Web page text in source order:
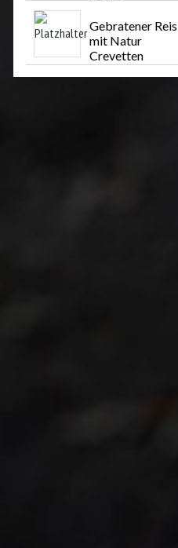
Gebratener Reis
mit Natur
Crevetten